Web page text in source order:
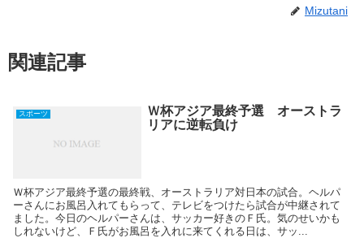
Mizutani
関連記事
スポーツ
Ｗ杯アジア最終予選 オーストラ
リアに逆転負け
Ｗ杯アジア最終予選の最終戦、オーストラリア対日本の試合。ヘルパ
ーさんにお風呂入れてもらって、テレビをつけたら試合が中継されて
ました。今日のヘルパーさんは、サッカー好きのＦ氏。気のせいかも
しれないけど、Ｆ氏がお風呂を入れに来てくれる日は、サッ...